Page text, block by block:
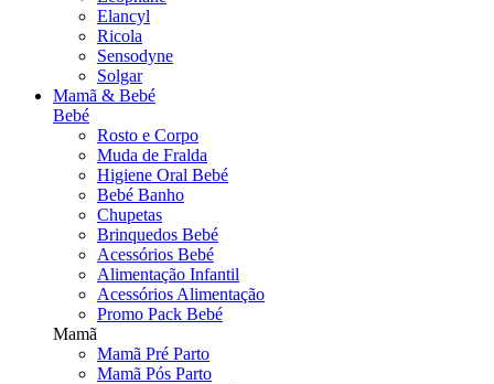
Elancyl
Ricola
Sensodyne
Solgar
Mamã & Bebé
Bebé
Rosto e Corpo
Muda de Fralda
Higiene Oral Bebé
Bebé Banho
Chupetas
Brinquedos Bebé
Acessórios Bebé
Alimentação Infantil
Acessórios Alimentação
Promo Pack Bebé
Mamã
Mamã Pré Parto
Mamã Pós Parto